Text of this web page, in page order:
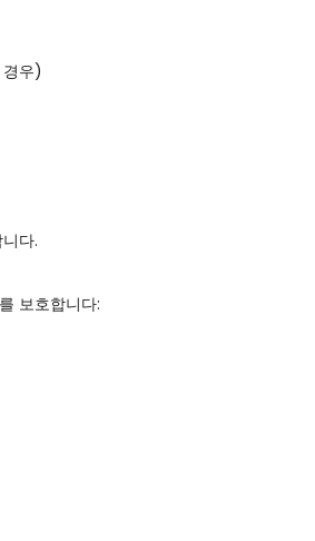
우)
다.
보호합니다: